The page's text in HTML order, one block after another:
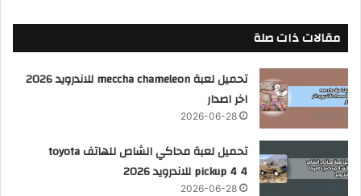
مقالات ذات صلة
تحميل لعبة meccha chameleon للاندرويد 2026
اخر اصدار
2026-06-28
تحميل لعبة محاكي الشاص للهاتف toyota
pickup 4 4 للاندرويد 2026
2026-06-28